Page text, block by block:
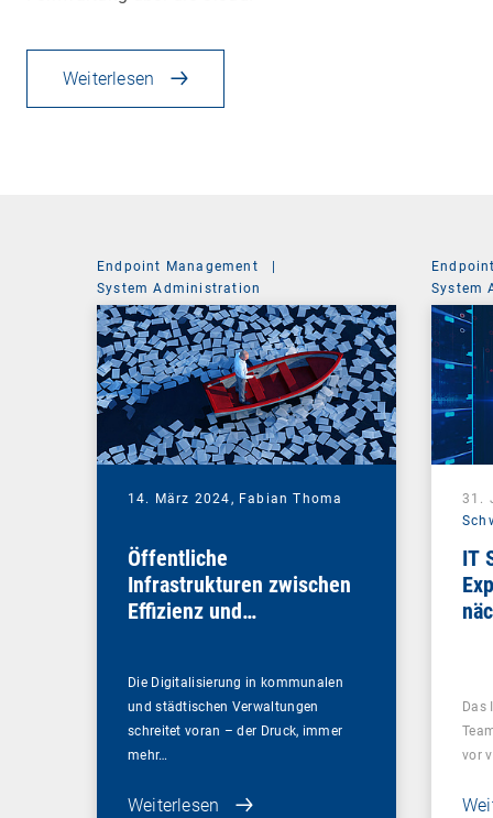
Weiterlesen
Endpoint Management
|
System Administration
14. März 2024, Fabian Thoma
Öffentliche
Infrastrukturen zwischen
Effizienz und
Die Digitalisierung in kommunalen
und städtischen Verwaltungen
schreitet voran – der Druck, immer
mehr…
Weiterlesen
System
31.
IT
Das
vor